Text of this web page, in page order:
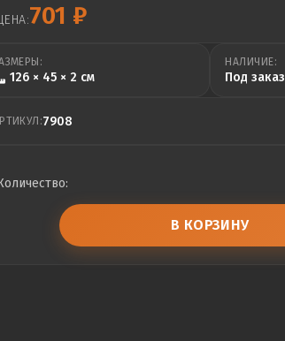
701 ₽
126 × 45 × 2 см
НАЛИЧИЕ:
Под заказ
7908
В КОРЗИНУ